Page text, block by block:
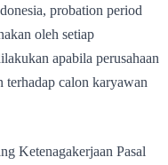
probation period
oleh setiap
apabila perusahaan
terhadap calon karyawan
Ketenagakerjaan Pasal